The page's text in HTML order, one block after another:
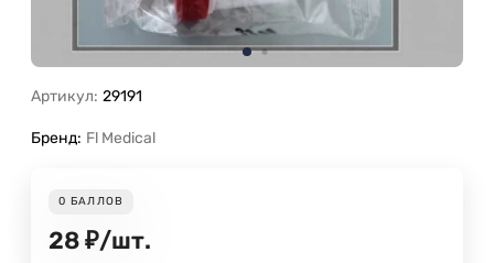
Артикул: 29191
Бренд: Fl Medical
0 БАЛЛОВ
28 ₽/шт.